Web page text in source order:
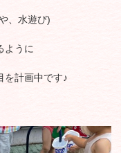
、水遊び)
ように
を計画中です♪